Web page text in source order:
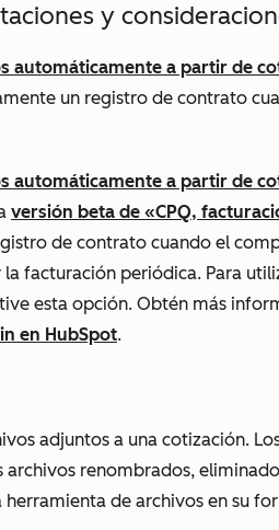
y
automáticamente a partir de
un registro de contrato
automáticamente a partir de
versión beta de «CPQ,
de contrato cuando el
facturación periódica. Para
esta opción. Obtén más
en HubSpot.
adjuntos a una cotización.
archivos renombrados,
de archivos en su